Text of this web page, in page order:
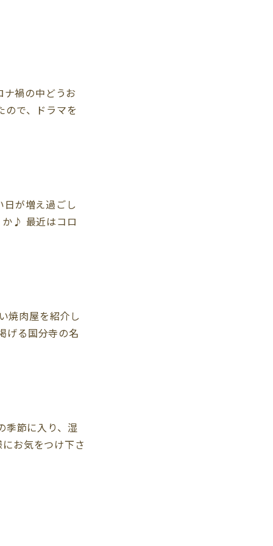
禍の中どうお
ので、ドラマを
が増え過ごし
か♪ 最近はコロ
焼肉屋を紹介し
げる国分寺の名
季節に入り、湿
お気をつけ下さ